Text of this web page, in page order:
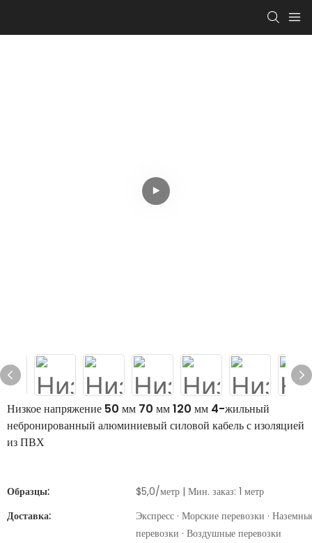
Низкое напряжение 50 мм 70 мм 120 мм 4-жильный
небронированный алюминиевый силовой кабель с изоляцией
из ПВХ
Образцы:
$5,0/метр | Мин. заказ: 1 метр
Доставка:
Экспресс · Морские перевозки ·
перевозки · Воздушные перевозки